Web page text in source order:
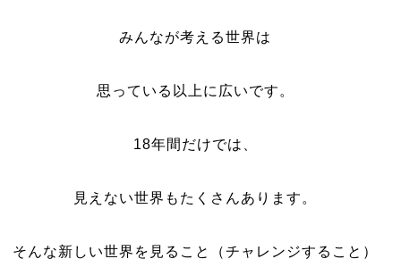
みんなが考える世界は
思っている以上に広いです。
18年間だけでは、
見えない世界もたくさんあります。
そんな新しい世界を見ること（チャレンジすること）